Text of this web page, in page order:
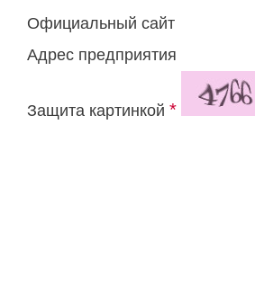
Официальный сайт
Адрес предприятия
Защита картинкой *